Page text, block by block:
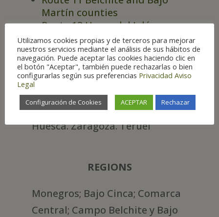
Martín counties
Route 13 Hoces del Jalón
Route 14 Gallocanta Lagoon
and surroundings
PROVINCES
Huesca. Zaragoza. Teruel
REGIONS
Monegros; Bajo Cinca; Comarca
Central; Campo Belchite y Bajo
Utilizamos cookies propias y de terceros para mejorar
nuestros servicios mediante el análisis de sus hábitos de
navegación. Puede aceptar las cookies haciendo clic en
el botón "Aceptar", también puede rechazarlas o bien
configurarlas según sus preferencias Privacidad Aviso
Legal
Configuración de Cookies ACEPTAR Rechazar